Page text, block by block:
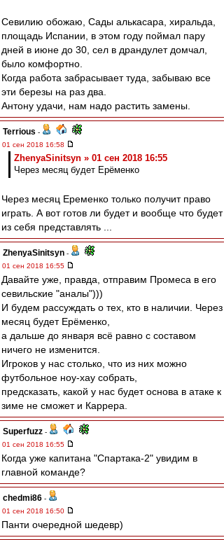
Севилию обожаю, Сады алькасара, хиральда,
площадь Испании, в этом году поймал пару
дней в июне до 30, сел в драндулет домчал,
было комфортно.
Когда работа забрасывает туда, забываю все
эти березы на раз два.
Антону удачи, нам надо растить замены.
Terrious -
01 сен 2018 16:58
ZhenyaSinitsyn » 01 сен 2018 16:55
Через месяц будет Ерёменко
Через месяц Еременко только получит право
играть. А вот готов ли будет и вообще что будет
из себя представлять ...
ZhenyaSinitsyn -
01 сен 2018 16:55
Давайте уже, правда, отправим Промеса в его
севильские "аналы")))
И будем рассуждать о тех, кто в наличии. Через
месяц будет Ерёменко,
а дальше до января всё равно с составом
ничего не изменится.
Игроков у нас столько, что из них можно
футбольное ноу-хау собрать,
предсказать, какой у нас будет основа в атаке к
зиме не сможет и Каррера.
Superfuzz -
01 сен 2018 16:55
Когда уже капитана "Спартака-2" увидим в
главной команде?
chedmi86 -
01 сен 2018 16:50
Панти очередной шедевр)